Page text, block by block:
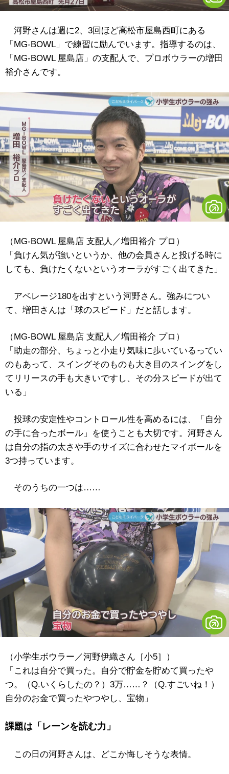
河野さんは週に2、3回ほど高松市屋島西町にある
「MG-BOWL」で練習に励んでいます。指導するのは、
「MG-BOWL 屋島店」の支配人で、プロボウラーの増田
裕介さんです。
（MG-BOWL 屋島店 支配人／増田裕介 プロ）
「負けん気が強いというか、他の会員さんと投げる時に
しても、負けたくないというオーラがすごく出てきた」
アベレージ180を出すという河野さん。強みについ
て、増田さんは「球のスピード」だと話します。
（MG-BOWL 屋島店 支配人／増田裕介 プロ）
「助走の部分、ちょっと小走り気味に歩いているってい
のもあって、スイングそのものも大き目のスイングをし
てリリースの手も大きいですし、その分スピードが出て
いる」
投球の安定性やコントロール性を高めるには、「自分
の手に合ったボール」を使うことも大切です。河野さん
は自分の指の太さや手のサイズに合わせたマイボールを
3つ持っています。
そのうちの一つは……
（小学生ボウラー／河野伊織さん［小5］）
「これは自分で買った。自分で貯金を貯めて買ったや
つ。（Q.いくらしたの？）3万……？（Q.すごいね！）
自分のお金で買ったやつやし、宝物」
課題は「レーンを読む力」
この日の河野さんは、どこか悔しそうな表情。